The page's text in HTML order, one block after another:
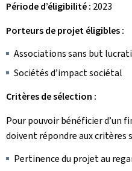
Période d’éligibilité : 2023
Porteurs de projet éligibles :
Associations sans but
Sociétés d’impact sociétal
Critères de sélection :
Pour pouvoir bénéficier d’un
doivent répondre aux critères
Pertinence du projet au